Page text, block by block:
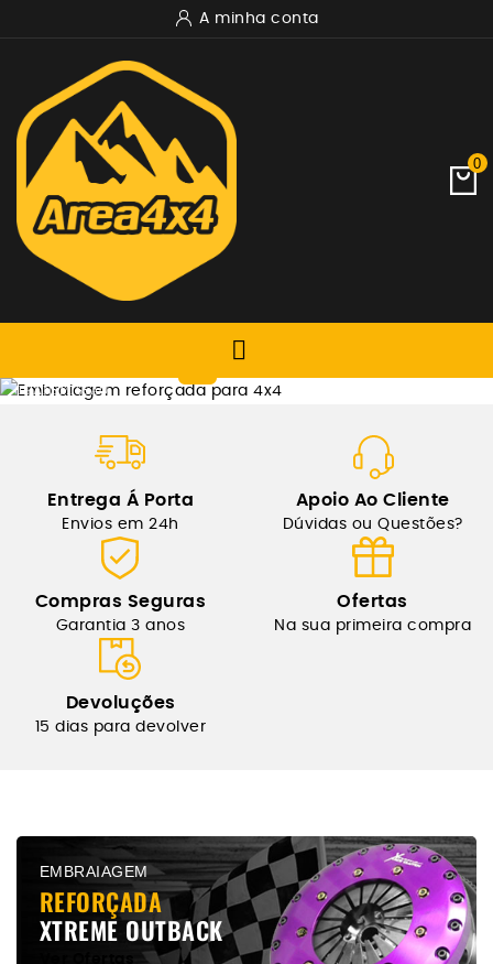
A minha conta
0

TRANSMISSÃO
XTREME OUTBACK
Entrega Á Porta
Envios em 24h
Compras Seguras
Garantia 3 anos
Devoluções
15 dias para devolver
Apoio Ao Cliente
Dúvidas ou Questões?
Ofertas
Na sua primeira compra
EMBRAIAGEM
REFORÇADA
XTREME OUTBACK